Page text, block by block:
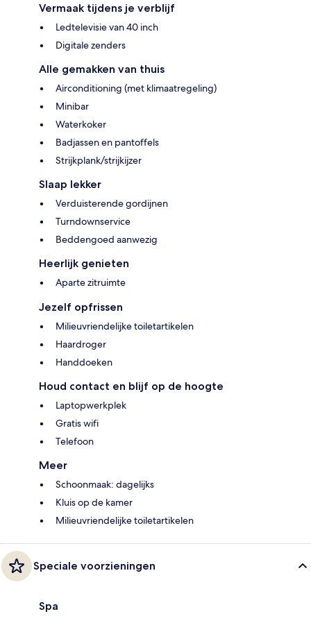
Vermaak tijdens je verblijf
Ledtelevisie van 40 inch
Digitale zenders
Alle gemakken van thuis
Airconditioning (met klimaatregeling)
Minibar
Waterkoker
Badjassen en pantoffels
Strijkplank/strijkijzer
Slaap lekker
Verduisterende gordijnen
Turndownservice
Beddengoed aanwezig
Heerlijk genieten
Aparte zitruimte
Jezelf opfrissen
Milieuvriendelijke toiletartikelen
Haardroger
Handdoeken
Houd contact en blijf op de hoogte
Laptopwerkplek
Gratis wifi
Telefoon
Meer
Schoonmaak: dagelijks
Kluis op de kamer
Milieuvriendelijke toiletartikelen
Speciale voorzieningen
Spa